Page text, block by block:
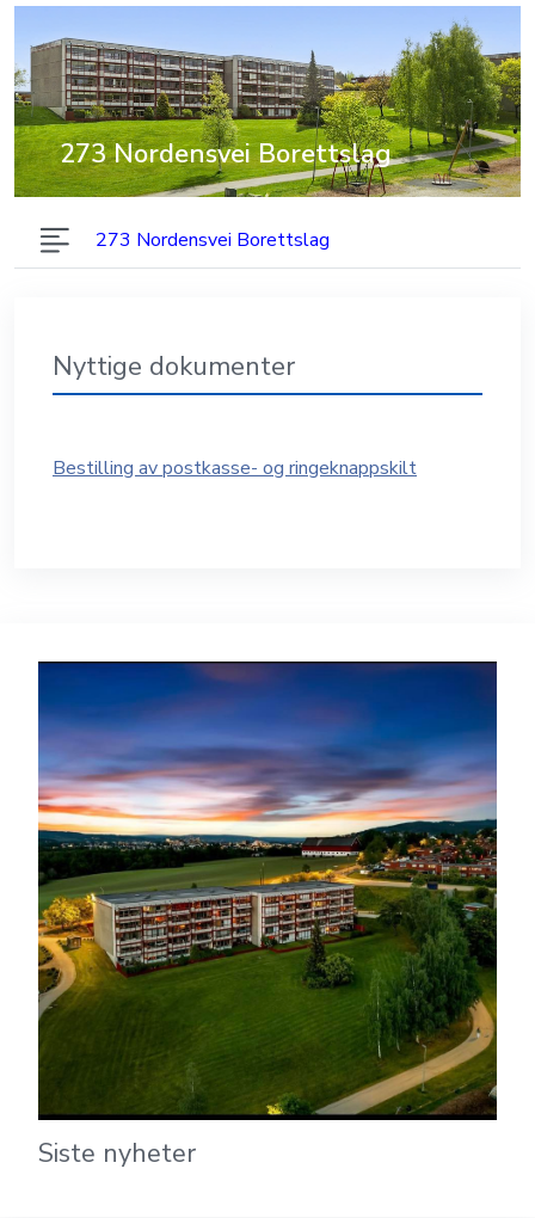
273 Nordensvei Borettslag
273 Nordensvei Borettslag
Nyttige dokumenter
Bestilling av postkasse- og ringeknappskilt
Siste nyheter